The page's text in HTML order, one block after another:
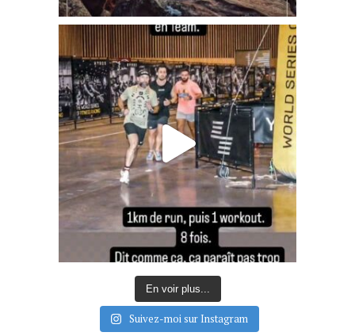
En voir plus...
Suivez-moi sur Instagram